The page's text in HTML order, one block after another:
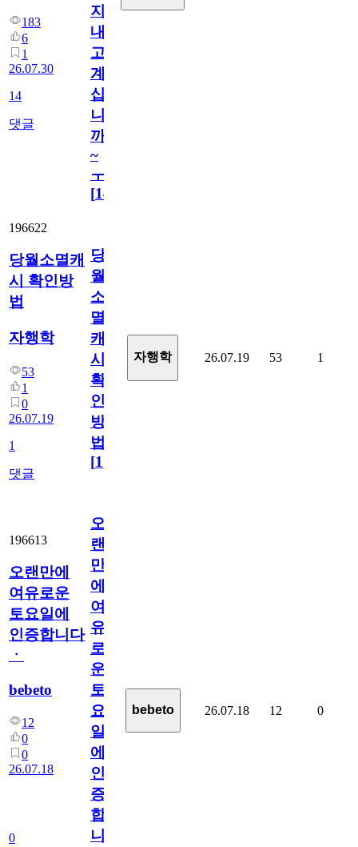
183
6
1
26.07.30
14
댓글
지
내
고
계
십
니
까
~
ㅜ
[14
196622
당월소멸캐
시 확인방
법
자행학
53
1
0
26.07.19
1
댓글
당
월
소
멸
캐
시
확
인
방
법
[1]
자행학 26.07.19 53 1
196613
오랜만에
여유로운
토요일에
인증합니다
ㆍ
bebeto
12
0
0
26.07.18
0
오
랜
만
에
여
유
로
운
토
요
일
에
인
증
합
니
bebeto 26.07.18 12 0